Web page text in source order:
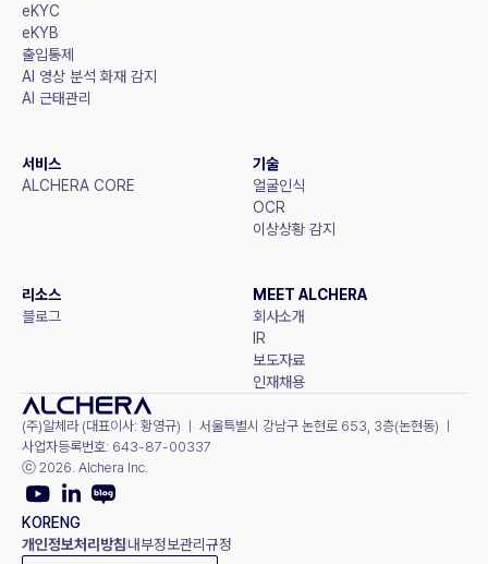
eKYC
eKYB
출입통제
AI 영상 분석 화재 감지
AI 근태관리
서비스
ALCHERA CORE
기술
얼굴인식
OCR
이상상황 감지
리소스
블로그
MEET ALCHERA
회사소개
IR
보도자료
인재채용
(주)알체라 (대표이사: 황영규) ㅣ 서울특별시 강남구 논현로 653, 3층(논현동) ㅣ
사업자등록번호: 643-87-00337
ⓒ 2026. Alchera Inc.
KORENG
개인정보처리방침내부정보관리규정